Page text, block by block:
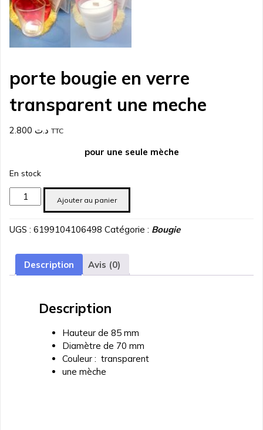
porte bougie en verre
transparent une meche
د.ت TTC
pour une seule mèche
En stock
quantité
de
bougie
verre
transparent
Ajouter au panier
UGS : 6199104106498 Catégorie : Bougie
Description Avis (0)
Description
Hauteur de 85 mm
Diamètre de 70 mm
Couleur : transparent
une mèche